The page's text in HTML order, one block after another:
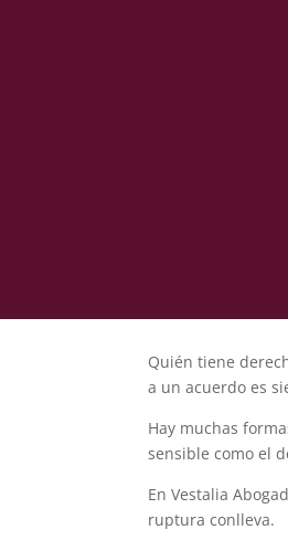
Quién tiene
a un acuerdo es
Hay muchas
sensible como el
En Vestalia
ruptura conlleva.